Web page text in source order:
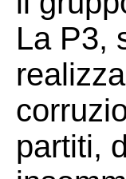
La P3,
partiti,